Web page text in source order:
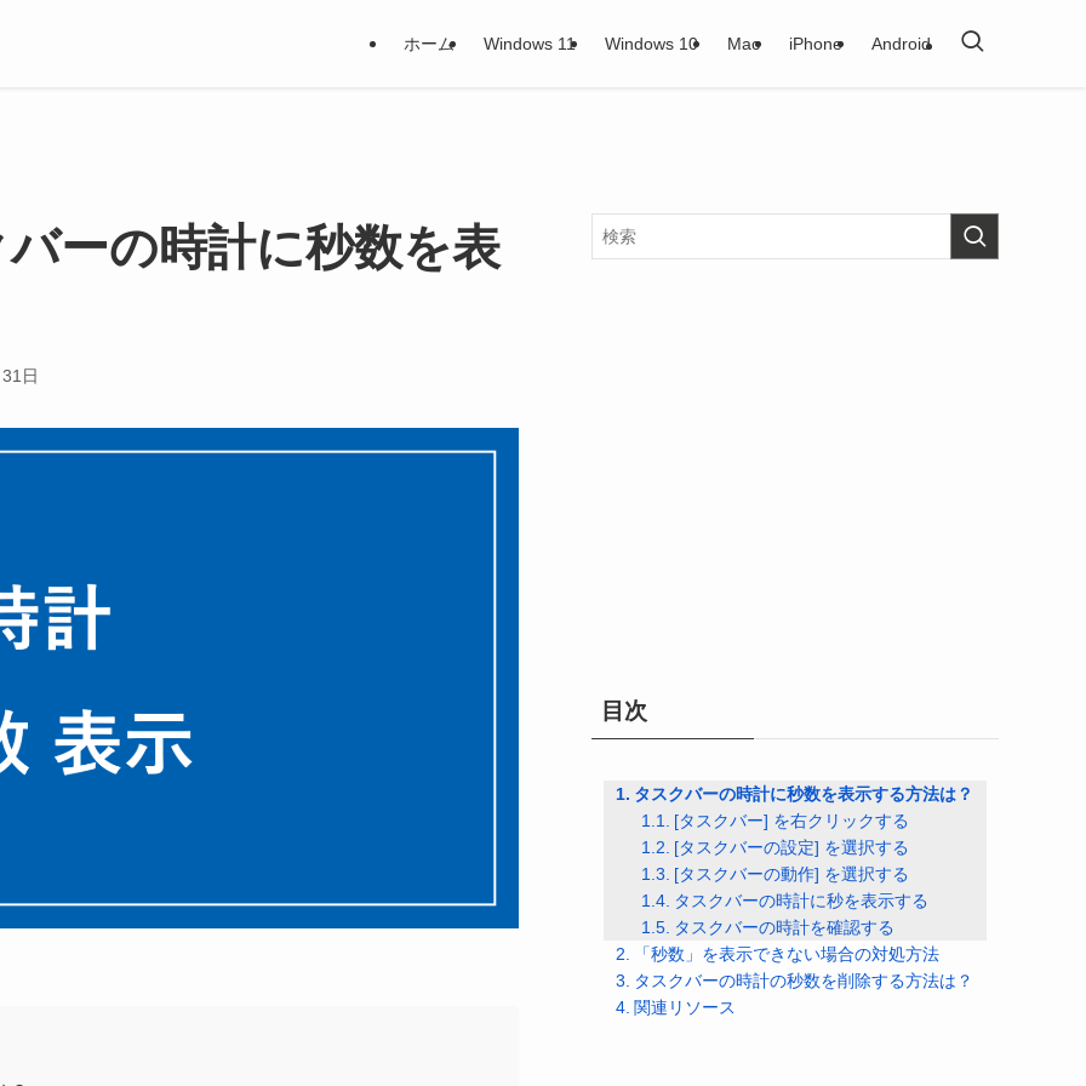
ホーム Windows 11 Windows 10 Mac iPhone Android
ーの時計に秒数を表
日
目次
タスクバーの時計に秒数を表示する方法は？
[タスクバー] を右クリックする
[タスクバーの設定] を選択する
[タスクバーの動作] を選択する
タスクバーの時計に秒を表示する
タスクバーの時計を確認する
「秒数」を表示できない場合の対処方法
タスクバーの時計の秒数を削除する方法は？
関連リソース